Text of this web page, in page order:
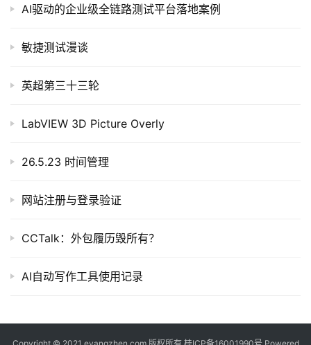
提
词
开
代
链
AI驱动的企业级全链路测试平台落地案例
敏捷测试漫谈
英超第三十三轮
LabVIEW 3D Picture Overly
26.5.23 时间管理
网站注册与登录验证
CCTalk：外包履历毁所有？
AI自动写作工具使用记录